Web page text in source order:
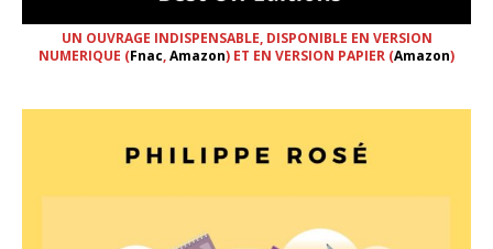
UN OUVRAGE INDISPENSABLE, DISPONIBLE EN VERSION
NUMERIQUE (Fnac,Amazon) ET EN VERSION PAPIER (Amazon)